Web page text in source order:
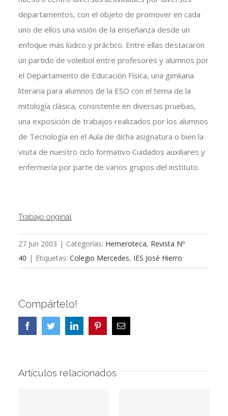
departamentos, con el objeto de promover en cada
uno de ellos una visión de la enseñanza desde un
enfoque más lúdico y práctico. Entre ellas destacaron
un partido de voleibol entre profesores y alumnos por
el Departamento de Educación Física, una gimkana
literaria para alumnos de la ESO con el tema de la
mitología clásica, consistente en diversas pruebas,
una exposición de trabajos realizados por los alumnos
de Tecnología en el Aula de dicha asignatura o bien la
visita de nuestro ciclo formativo Cuidados auxiliares y
enfermería por parte de varios grupos del instituto.
Trabajo original
27 Jun 2003 | Categorías: Hemeroteca, Revista Nº
40 | Etiquetas: Colegio Mercedes, IES José Hierro
Compártelo!
FacebookTwitterLinkedInPinterestCorreo
electrónico
Artículos relacionados